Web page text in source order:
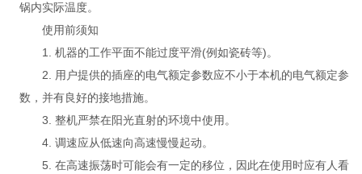
锅内实际温度。
使用前须知
1. 机器的工作平面不能过度平滑(例如瓷砖等)。
2. 用户提供的插座的电气额定参数应不小于本机的电气额定参
数，并有良好的接地措施。
3. 整机严禁在阳光直射的环境中使用。
4. 调速应从低速向高速慢慢起动。
5. 在高速振荡时可能会有一定的移位，因此在使用时应有人看